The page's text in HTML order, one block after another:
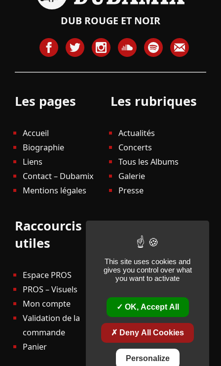
DUB ROUGE ET NOIR
Les pages
Accueil
Biographie
Liens
Contact – Dubamix
Mentions légales
Les rubriques
Actualités
Concerts
Tous les Albums
Galerie
Presse
Raccourcis
utiles
Espace PROS
PROS – Visuels
Mon compte
Validation de la
commande
Panier
This site uses cookies and
gives you control over what
you want to activate
OK, Accept All
Deny All Cookies
Personalize